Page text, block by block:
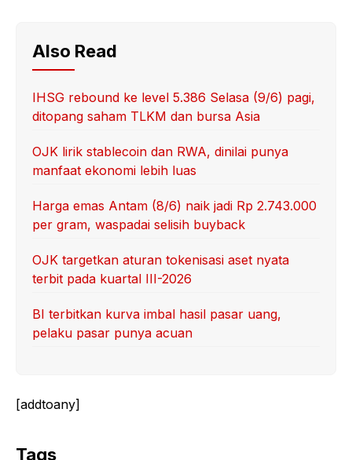
Also Read
IHSG rebound ke level 5.386 Selasa (9/6) pagi,
ditopang saham TLKM dan bursa Asia
OJK lirik stablecoin dan RWA, dinilai punya
manfaat ekonomi lebih luas
Harga emas Antam (8/6) naik jadi Rp 2.743.000
per gram, waspadai selisih buyback
OJK targetkan aturan tokenisasi aset nyata
terbit pada kuartal III-2026
BI terbitkan kurva imbal hasil pasar uang,
pelaku pasar punya acuan
[addtoany]
Tags